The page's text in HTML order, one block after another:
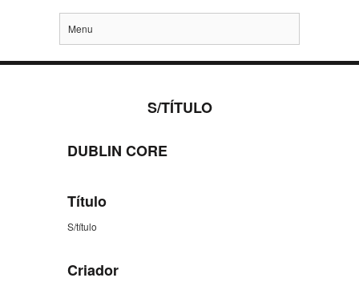
Menu
S/TÍTULO
DUBLIN CORE
Título
S/título
Criador